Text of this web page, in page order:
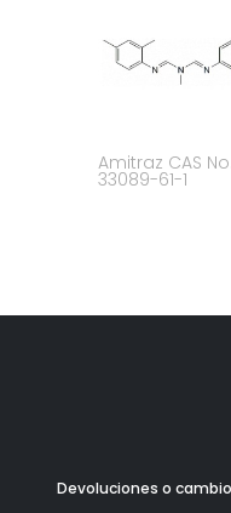
Amitraz CAS No.
33089-61-1
Devoluciones o